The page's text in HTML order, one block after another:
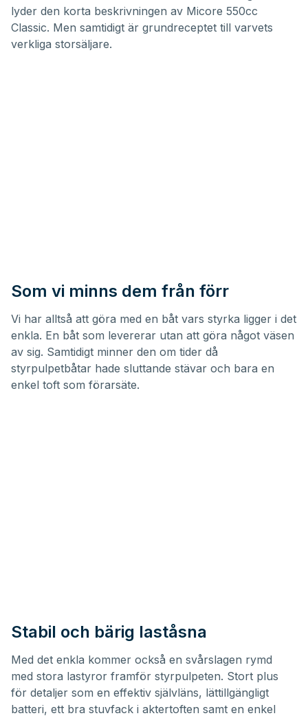
lyder den korta beskrivningen av Micore 550cc
Classic. Men samtidigt är grundreceptet till varvets
verkliga storsäljare.
Som vi minns dem från förr
Vi har alltså att göra med en båt vars styrka ligger i det
enkla. En båt som levererar utan att göra något väsen
av sig. Samtidigt minner den om tider då
styrpulpetbåtar hade sluttande stävar och bara en
enkel toft som förarsäte.
Stabil och bärig laståsna
Med det enkla kommer också en svårslagen rymd
med stora lastyror framför styrpulpeten. Stort plus
för detaljer som en effektiv självläns, lättillgängligt
batteri, ett bra stuvfack i aktertoften samt en enkel